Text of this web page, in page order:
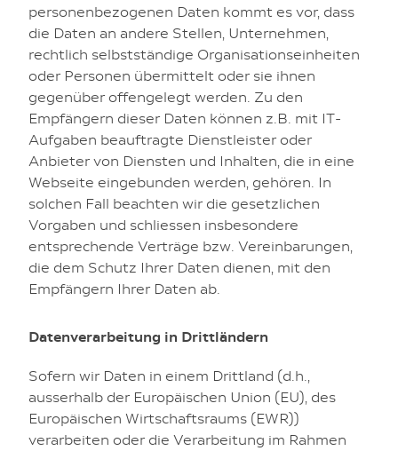
personenbezogenen Daten kommt es vor, dass
die Daten an andere Stellen, Unternehmen,
rechtlich selbstständige Organisationseinheiten
oder Personen übermittelt oder sie ihnen
gegenüber offengelegt werden. Zu den
Empfängern dieser Daten können z.B. mit IT-
Aufgaben beauftragte Dienstleister oder
Anbieter von Diensten und Inhalten, die in eine
Webseite eingebunden werden, gehören. In
solchen Fall beachten wir die gesetzlichen
Vorgaben und schliessen insbesondere
entsprechende Verträge bzw. Vereinbarungen,
die dem Schutz Ihrer Daten dienen, mit den
Empfängern Ihrer Daten ab.
Datenverarbeitung in Drittländern
Sofern wir Daten in einem Drittland (d.h.,
ausserhalb der Europäischen Union (EU), des
Europäischen Wirtschaftsraums (EWR))
verarbeiten oder die Verarbeitung im Rahmen